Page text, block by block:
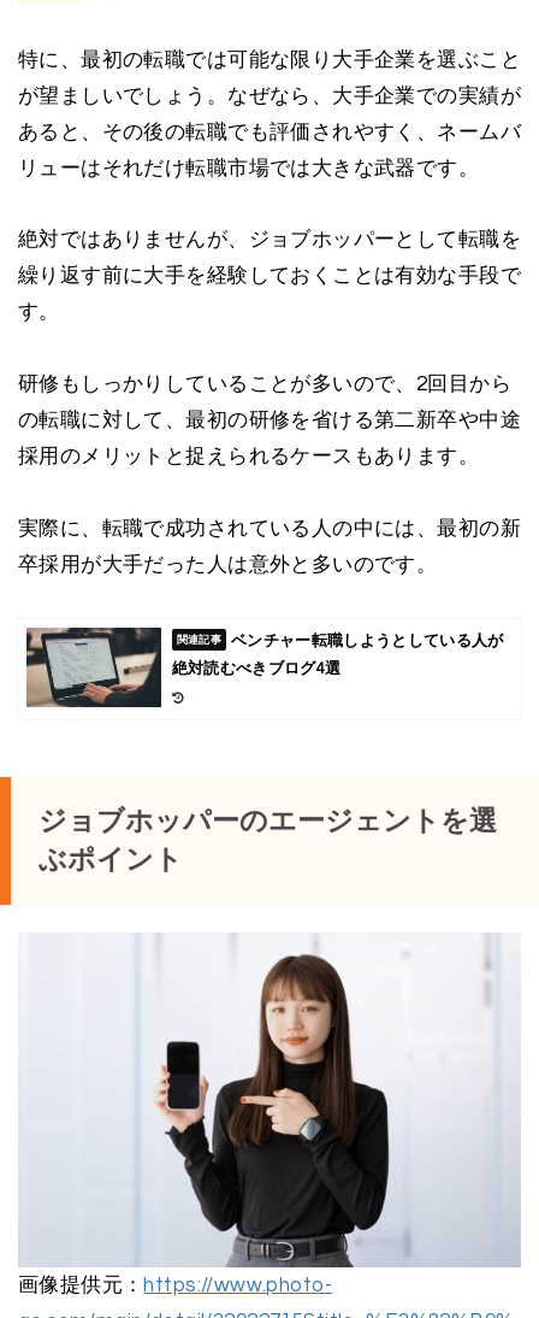
特に、最初の転職では可能な限り大手企業を選ぶこと
が望ましいでしょう。なぜなら、大手企業での実績が
あると、その後の転職でも評価されやすく、ネームバ
リューはそれだけ転職市場では大きな武器です。
絶対ではありませんが、ジョブホッパーとして転職を
繰り返す前に大手を経験しておくことは有効な手段で
す。
研修もしっかりしていることが多いので、2回目から
の転職に対して、最初の研修を省ける第二新卒や中途
採用のメリットと捉えられるケースもあります。
実際に、転職で成功されている人の中には、最初の新
卒採用が大手だった人は意外と多いのです。
ベンチャー転職しようとしている人が
絶対読むべきブログ4選
ジョブホッパーのエージェントを選
ぶポイント
画像提供元： https://www.photo-